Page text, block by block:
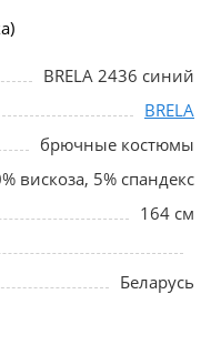
BRELA 2436 синий
BRELA
брючные костюмы
вискоза, 5% спандекс
164 см
Беларусь